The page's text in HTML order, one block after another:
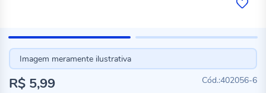
Imagem meramente ilustrativa
402056-6
R$ 5,99